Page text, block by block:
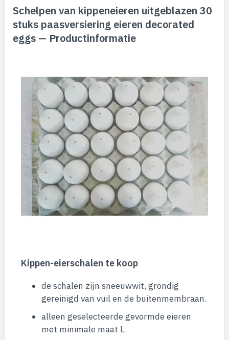
Schelpen van kippeneieren uitgeblazen 30
stuks paasversiering eieren decorated
eggs — Productinformatie
Kippen-eierschalen te koop
de schalen zijn sneeuwwit, grondig
gereinigd van vuil en de buitenmembraan.
alleen geselecteerde gevormde eieren
met minimale maat L.